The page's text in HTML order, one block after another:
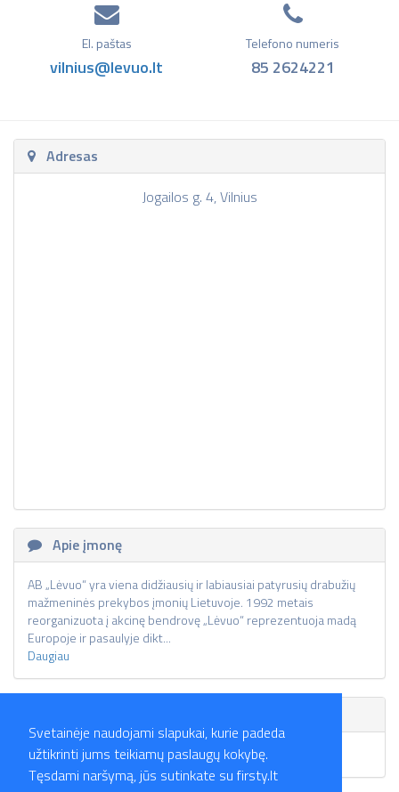
Svetainėje naudojami slapukai, kurie padeda
užtikrinti jums teikiamų paslaugų kokybę.
Tęsdami naršymą, jūs sutinkate su firsty.lt
El. paštas
vilnius@levuo.lt
Telefono numeris
85 2624221
Adresas
Jogailos g. 4, Vilnius
Apie įmonę
AB „Lėvuo“ yra viena didžiausių ir labiausiai patyrusių drabužių
mažmeninės prekybos įmonių Lietuvoje. 1992 metais
reorganizuota į akcinę bendrovę „Lėvuo“ reprezentuoja madą
Europoje ir pasaulyje dikt...
Daugiau
Skelbimų nėra.